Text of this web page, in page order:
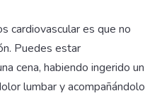
cardiovascular es que no
Puedes estar
cena, habiendo ingerido un
lumbar y acompañándolo